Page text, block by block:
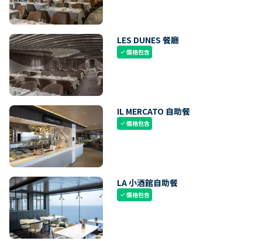
LES DUNES 餐廳
check價格包含
IL MERCATO 自助餐
check價格包含
LA 小酒館自助餐
check價格包含